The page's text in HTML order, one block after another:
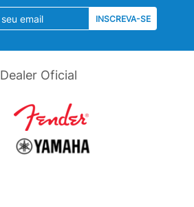
INSCREVA-SE
Dealer Oficial